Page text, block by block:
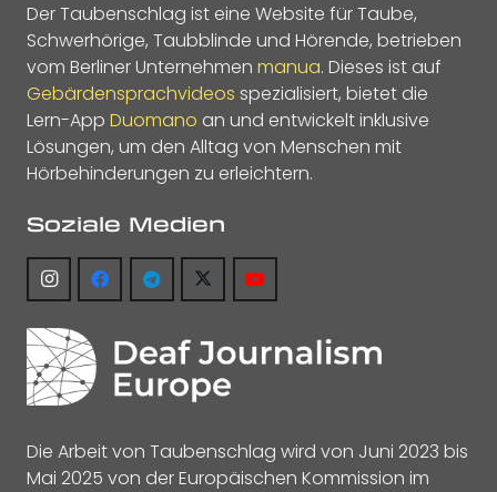
Der Taubenschlag ist eine Website für Taube,
Schwerhörige, Taubblinde und Hörende, betrieben
vom Berliner Unternehmen manua. Dieses ist auf
Gebärdensprachvideos spezialisiert, bietet die
Lern-App Duomano an und entwickelt inklusive
Lösungen, um den Alltag von Menschen mit
Hörbehinderungen zu erleichtern.
Soziale Medien
Die Arbeit von Taubenschlag wird von Juni 2023 bis
Mai 2025 von der Europäischen Kommission im